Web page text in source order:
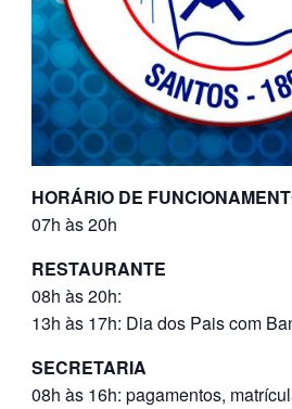
HORÁRIO DE
07h às 20h
RESTAURANTE
08h às 20h:
13h às 17h: Dia dos Pais com
SECRETARIA
08h às 16h: pagamentos,